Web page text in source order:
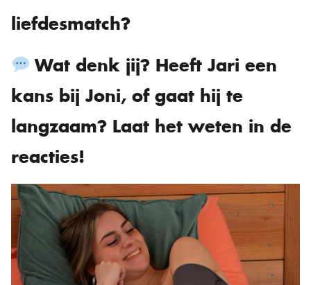
liefdesmatch?
Wat denk jij? Heeft Jari een
kans bij Joni, of gaat hij te
langzaam? Laat het weten in de
reacties!